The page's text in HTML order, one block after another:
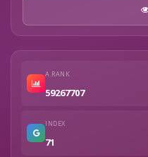
A.RANK
59267707
INDEX
71